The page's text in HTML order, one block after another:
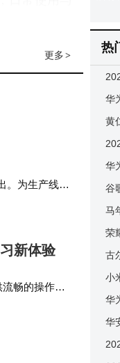
采用1/1.55
英寸）。
心”为关键
点的高度契
玩具”，还
更多 >
。为生产线传
新体验
畅的操作体
热
舰
华
红
黄
重
测
华
30
谷
冷
马
达
荣
6
古
控
小
艳
华
片
华
运